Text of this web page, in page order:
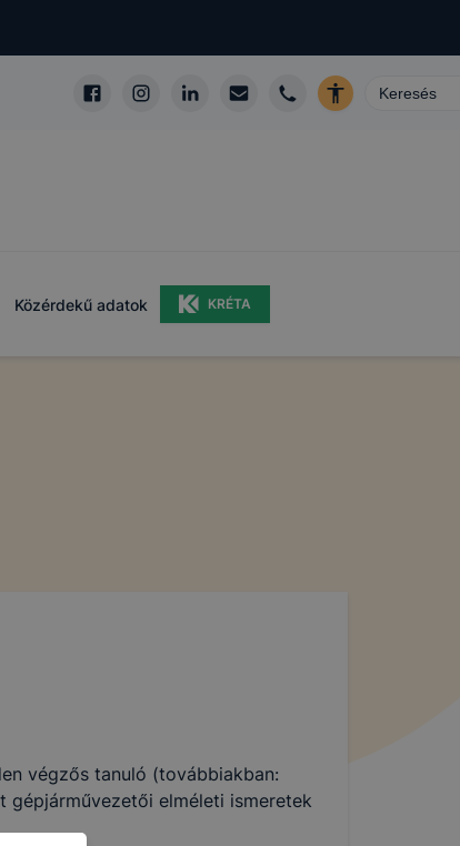
Közérdekű adatok KRÉTA
végzős tanuló (továbbiakban:
gépjárművezetői elméleti ismeretek